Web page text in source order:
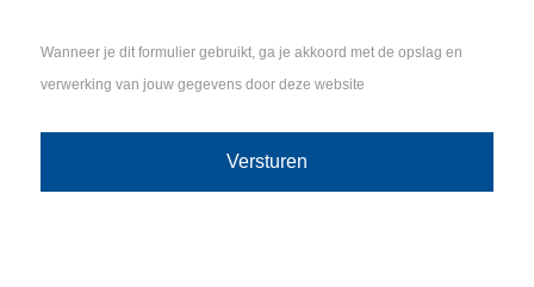
Wanneer je dit formulier gebruikt, ga je akkoord met de opslag en
verwerking van jouw gegevens door deze website